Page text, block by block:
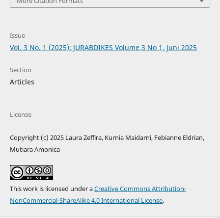
Issue
Vol. 3 No. 1 (2025): JURABDIKES Volume 3 No 1, Juni 2025
Section
Articles
License
Copyright (c) 2025 Laura Zeffira, Kurnia Maidarni, Febianne Eldrian,
Mutiara Amonica
This work is licensed under aCreative Commons Attribution-
NonCommercial-ShareAlike 4.0 International License.